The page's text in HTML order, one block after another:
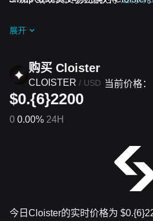
展开
购买 Cloister
CLOISTER / USD 当前价格：
$0.{6}2200
0 0.00% 24H
今日Cloister的实时价格为